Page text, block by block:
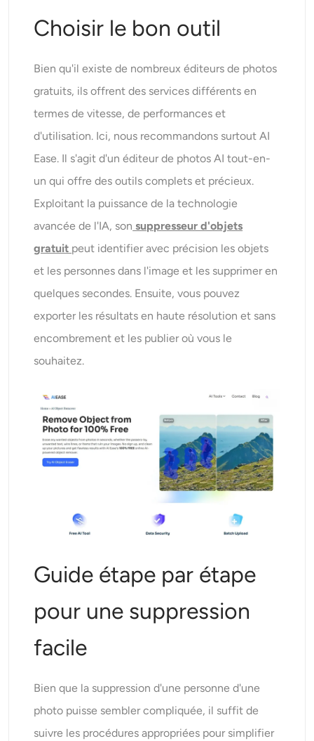
Choisir le bon outil
Bien qu'il existe de nombreux éditeurs de photos
gratuits, ils offrent des services différents en
termes de vitesse, de performances et
d'utilisation. Ici, nous recommandons surtout AI
Ease. Il s'agit d'un éditeur de photos AI tout-en-
un qui offre des outils complets et précieux.
Exploitant la puissance de la technologie
avancée de l'IA, son suppresseur d'objets
gratuit peut identifier avec précision les objets
et les personnes dans l'image et les supprimer en
quelques secondes. Ensuite, vous pouvez
exporter les résultats en haute résolution et sans
encombrement et les publier où vous le
souhaitez.
Guide étape par étape
pour une suppression
facile
Bien que la suppression d'une personne d'une
photo puisse sembler compliquée, il suffit de
suivre les procédures appropriées pour simplifier